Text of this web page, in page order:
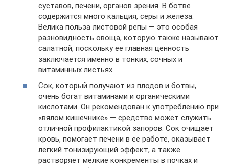
суставов, печени, органов зрения. В ботве
содержится много кальция, серы и железа.
Велика польза листовой репы — это особая
разновидность овоща, которую также называют
салатной, поскольку ее главная ценность
заключается именно в тонких, сочных и
витаминных листьях.
Сок, который получают из плодов и ботвы,
очень богат витаминами и органическими
кислотами. Он рекомендован к употреблению при
«вялом кишечнике» — средство может служить
отличной профилактикой запоров. Сок очищает
кровь, помогает печени в ее работе, оказывает
легкий тонизирующий эффект, а также
растворяет мелкие конкременты в почках и